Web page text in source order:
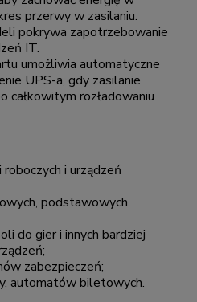
przerwy w zasilaniu.
pokrywa zapotrzebowanie
IT.
umożliwia automatyczne
UPS-a, gdy zasilanie
całkowitym rozładowaniu
i urządzeń
podstawowych
do gier i innych bardziej
zabezpieczeń;
automatów biletowych.